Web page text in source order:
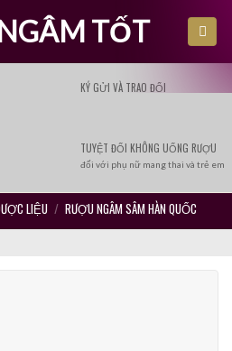
TỐT
KÝ GỬI VÀ TRAO ĐỔI
TUYỆT ĐỐI KHÔNG UỐNG RƯỢU
đối với phụ nữ mang thai và trẻ em
LIỆU / RƯỢU NGÂM SÂM HÀN QUỐC